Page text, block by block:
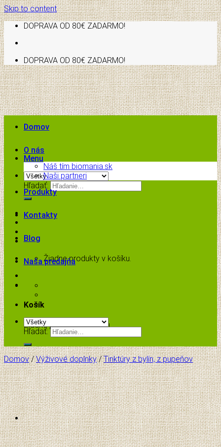
Skip to content
DOPRAVA OD 80€ ZADARMO!
DOPRAVA OD 80€ ZADARMO!
Menu
Hľadať:
Žiadne produkty v košíku.
Košík
Žiadne produkty v košíku.
Domov
O nás
Náš tím biomania.sk
Naši partneri
Produkty
Kontakty
Blog
Naša predajňa
Hľadať:
Domov / Výživové doplnky / Tinktúry z bylín, z pupeňov